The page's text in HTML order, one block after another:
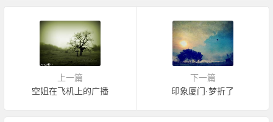
上一篇
空姐在飞机上的广播
下一篇
印象厦门·梦折了